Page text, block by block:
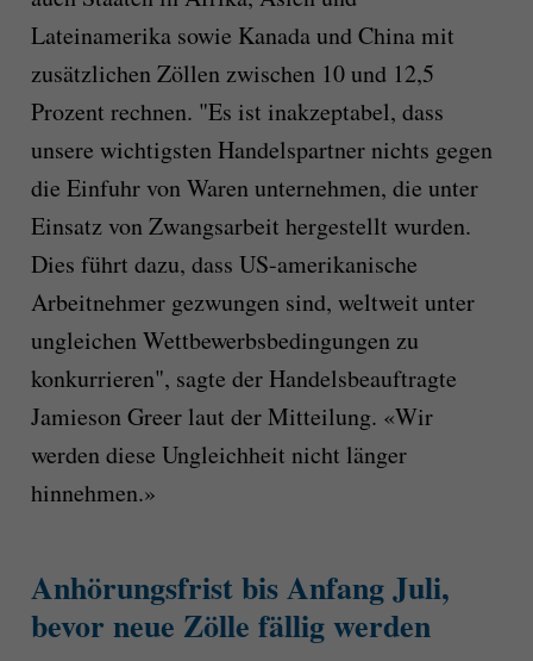
Lateinamerika sowie Kanada und China mit
zusätzlichen Zöllen zwischen 10 und 12,5
Prozent rechnen. "Es ist inakzeptabel, dass
unsere wichtigsten Handelspartner nichts gegen
die Einfuhr von Waren unternehmen, die unter
Einsatz von Zwangsarbeit hergestellt wurden.
Dies führt dazu, dass US-amerikanische
Arbeitnehmer gezwungen sind, weltweit unter
ungleichen Wettbewerbsbedingungen zu
konkurrieren", sagte der Handelsbeauftragte
Jamieson Greer laut der Mitteilung. «Wir
werden diese Ungleichheit nicht länger
hinnehmen.»
Anhörungsfrist bis Anfang Juli,
bevor neue Zölle fällig werden